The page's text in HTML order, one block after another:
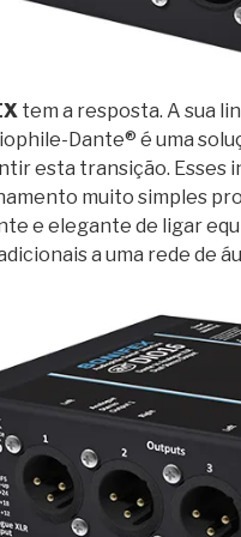
tem a resposta. A sua
Dante® é uma
esta transição. Esses
muito simples
e elegante de ligar
a uma rede de